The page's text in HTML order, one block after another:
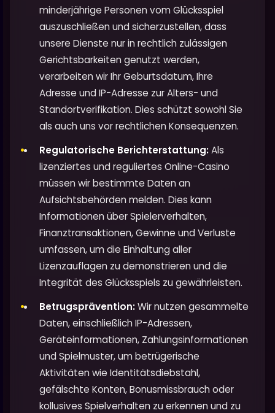
minderjährige Personen vom Glücksspiel
auszuschließen und sicherzustellen, dass
unsere Dienste nur in rechtlich zulässigen
Gerichtsbarkeiten genutzt werden,
verarbeiten wir Ihr Geburtsdatum, Ihre
Adresse und IP-Adresse zur Alters- und
Standortverifikation. Dies schützt sowohl Sie
als auch uns vor rechtlichen Konsequenzen.
Regulatorische Berichterstattung:Als
lizenziertes und reguliertes Online-Casino
müssen wir bestimmte Daten an
Aufsichtsbehörden melden. Dies kann
Informationen über Spielerverhalten,
Finanztransaktionen, Gewinne und Verluste
umfassen, um die Einhaltung aller
Lizenzauflagen zu demonstrieren und die
Integrität des Glücksspiels zu gewährleisten.
Betrugsprävention:Wir nutzen gesammelte
Daten, einschließlich IP-Adressen,
Geräteinformationen, Zahlungsinformationen
und Spielmuster, um betrügerische
Aktivitäten wie Identitätsdiebstahl,
gefälschte Konten, Bonusmissbrauch oder
kollusives Spielverhalten zu erkennen und zu